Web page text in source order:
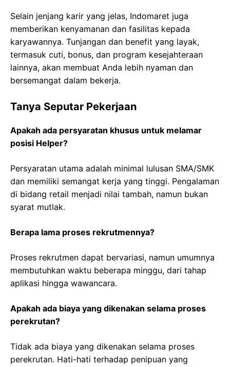
Selain jenjang karir yang jelas, Indomaret juga
memberikan kenyamanan dan fasilitas kepada
karyawannya. Tunjangan dan benefit yang layak,
termasuk cuti, bonus, dan program kesejahteraan
lainnya, akan membuat Anda lebih nyaman dan
bersemangat dalam bekerja.
Tanya Seputar Pekerjaan
Apakah ada persyaratan khusus untuk melamar
posisi Helper?
Persyaratan utama adalah minimal lulusan SMA/SMK
dan memiliki semangat kerja yang tinggi. Pengalaman
di bidang retail menjadi nilai tambah, namun bukan
syarat mutlak.
Berapa lama proses rekrutmennya?
Proses rekrutmen dapat bervariasi, namun umumnya
membutuhkan waktu beberapa minggu, dari tahap
aplikasi hingga wawancara.
Apakah ada biaya yang dikenakan selama proses
perekrutan?
Tidak ada biaya yang dikenakan selama proses
perekrutan. Hati-hati terhadap penipuan yang